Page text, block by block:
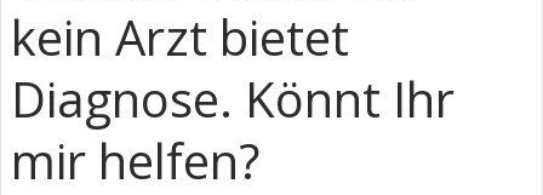
kein Arzt bietet
Diagnose. Könnt Ihr
mir helfen?